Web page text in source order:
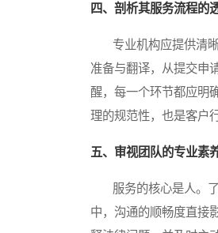
四、剖析其服务流程的
专业机构应提供清晰
准备与翻译，从提交申
醒，每一个环节都应明
理的规范性，也是客户
五、审视团队的专业素
服务的核心是人。了
中，沟通的顺畅度直接